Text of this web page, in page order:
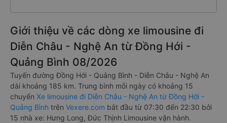
Giới thiệu về các dòng xe limousine đi
Diễn Châu - Nghệ An từ Đồng Hới -
Quảng Bình 08/2026
Tuyến đường Đồng Hới - Quảng Bình - Diễn Châu - Nghệ An
dài khoảng 185 km. Trung bình mỗi ngày có khoảng 15
chuyến Xe limousine đi Diễn Châu - Nghệ An từ Đồng Hới -
Quảng Bình trên Vexere.com bắt đầu từ 07:30 đến 22:30 bởi
15 nhà xe: Hưng Long, Đức Thịnh Limousine vận hành.